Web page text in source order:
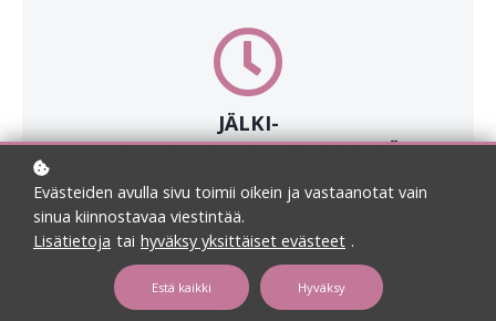
JÄLKI-
ILMOITTAUDU 8.2. MENNESSÄ!
MAXI:
Evästeiden avulla sivu toimii oikein ja vastaanotat vain
sinua kiinnostavaa viestintää.
Lisätietoja tai hyväksy yksittäiset evästeet .
Estä kaikki Hyväksy